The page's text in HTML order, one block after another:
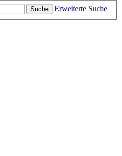
Suche Erweiterte Suche